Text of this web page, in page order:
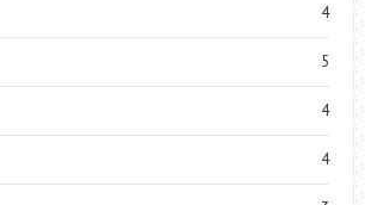
4
5
4
4